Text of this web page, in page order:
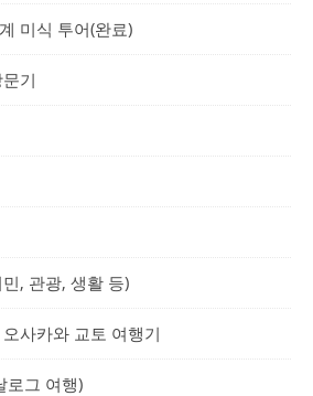
미식 투어(완료)
기
, 관광, 생활 등)
사카와 교토 여행기
로그 여행)